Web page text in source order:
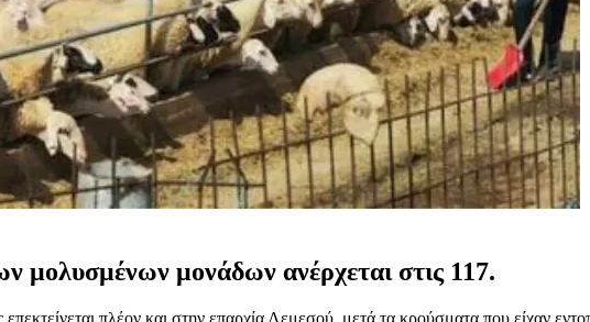
μολυσμένων μονάδων ανέρχεται στις 117.
πλέον και στην επαρχία Λεμεσού, μετά τα κρούσματα που είχαν